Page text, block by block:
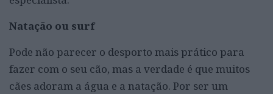
Natação ou surf
Pode não parecer o desporto mais prático para
fazer com o seu cão, mas a verdade é que muitos
cães adoram a água e a natação. Por ser um